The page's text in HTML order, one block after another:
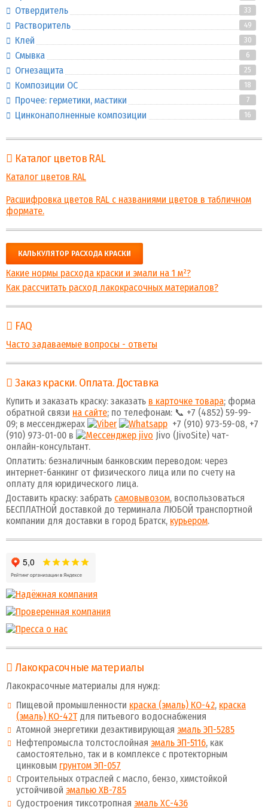
Отвердитель
33
Растворитель 49
Клей 30
Смывка 6
Огнезащита 25
Композиции ОС 18
Прочее: герметики, мастики 7
Цинконаполненные композиции 16
Каталог цветов RAL
Каталог цветов RAL
Расшифровка цветов RAL с названиями цветов в табличном
формате.
КАЛЬКУЛЯТОР РАСХОДА КРАСКИ
Какие нормы расхода краски и эмали на 1 м²?
Как рассчитать расход лакокрасочных материалов?
FAQ
Часто задаваемые вопросы - ответы
Заказ краски. Оплата. Доставка
Купить и заказать краску: заказать в карточке товара; форма
обратной связи на сайте; по телефонам: 📞 +7 (4852) 59-99-
09; в мессенджерах
+7 (910) 973-59-08, +7
(910) 973-01-00 в
Jivo (JivoSite) чат-
онлайн-консультант.
Оплатить: безналичным банковским переводом: через
интернет-банкинг от физического лица или по счету на
оплату для юридического лица.
Доставить краску: забрать самовывозом, воспользоваться
БЕСПЛАТНОЙ доставкой до терминала ЛЮБОЙ транспортной
компании для доставки в город Братск, курьером.
Лакокрасочные материалы
Лакокрасочные материалы для нужд:
Пищевой промышленности краска (эмаль) КО-42, краска
(эмаль) КО-42Тдля питьевого водоснабжения
Атомной энергетики дезактивирующая эмаль ЭП-5285
Нефтепромысла толстослойная эмаль ЭП-5116, как
самостоятельно, так и в комплексе с протекторным
цинковым грунтом ЭП-057
Строительных отраслей с масло, бензо, химстойкой
устойчивой эмалью ХВ-785
Судостроения тиксотропная эмаль ХС-436